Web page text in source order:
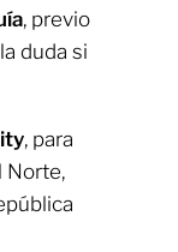
, previo
duda si
, para
Norte,